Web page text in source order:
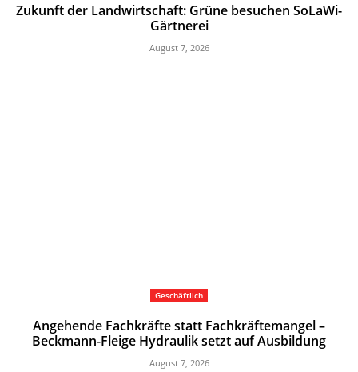
Zukunft der Landwirtschaft: Grüne besuchen SoLaWi-
Gärtnerei
August 7, 2026
Geschäftlich
Angehende Fachkräfte statt Fachkräftemangel –
Beckmann-Fleige Hydraulik setzt auf Ausbildung
August 7, 2026